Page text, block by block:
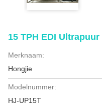
15 TPH EDI
Merknaam:
Hongjie
Modelnummer:
HJ-UP15T